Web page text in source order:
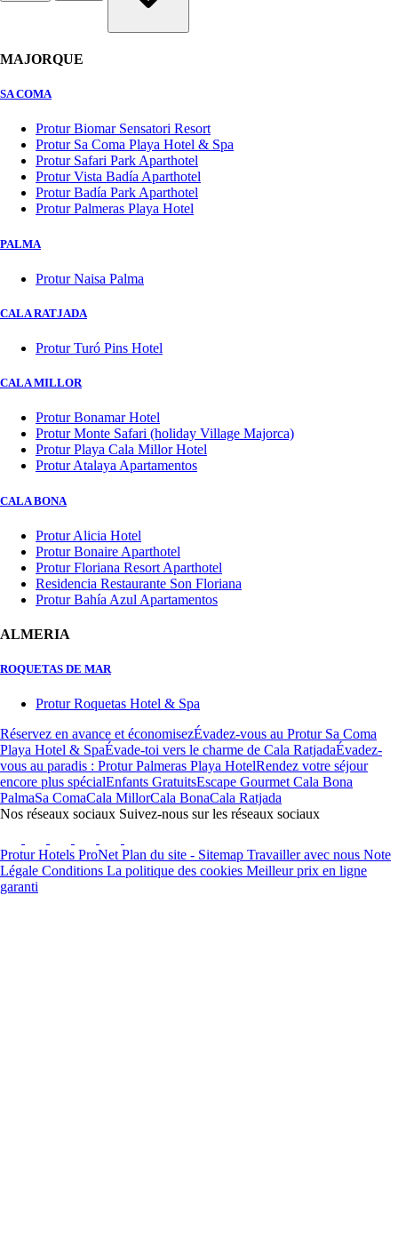
MAJORQUE
SA COMA
Protur Biomar Sensatori Resort
Protur Sa Coma Playa Hotel & Spa
Protur Safari Park Aparthotel
Protur Vista Badía Aparthotel
Protur Badía Park Aparthotel
Protur Palmeras Playa Hotel
PALMA
Protur Naisa Palma
CALA RATJADA
Protur Turó Pins Hotel
CALA MILLOR
Protur Bonamar Hotel
Protur Monte Safari (holiday Village Majorca)
Protur Playa Cala Millor Hotel
Protur Atalaya Apartamentos
CALA BONA
Protur Alicia Hotel
Protur Bonaire Aparthotel
Protur Floriana Resort Aparthotel
Residencia Restaurante Son Floriana
Protur Bahía Azul Apartamentos
ALMERIA
ROQUETAS DE MAR
Protur Roquetas Hotel & Spa
Réservez en avance et économisezÉvadez-vous au Protur Sa Coma
Playa Hotel & SpaÉvade-toi vers le charme de Cala RatjadaÉvadez-
vous au paradis : Protur Palmeras Playa HotelRendez votre séjour
encore plus spécialEnfants GratuitsEscape Gourmet Cala Bona
PalmaSa ComaCala MillorCala BonaCala Ratjada
Nos réseaux sociaux Suivez-nous sur les réseaux sociaux
Protur Hotels ProNet Plan du site - Sitemap Travailler avec nous Note
Légale Conditions La politique des cookies Meilleur prix en ligne
garanti